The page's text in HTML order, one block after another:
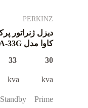
PERKINZ
کاوا مدل 1103A-33G
30 33
kva kva
Standby Prime